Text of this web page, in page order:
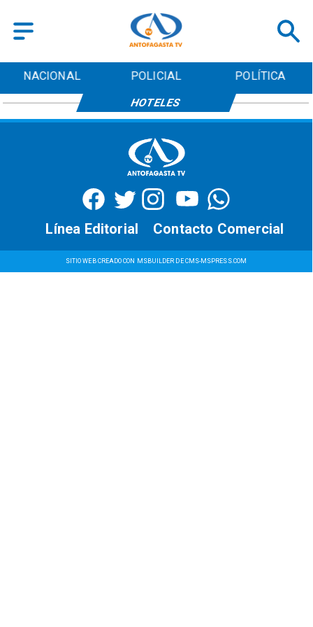
NACIONAL POLICIAL POLÍTICA
HOTELES
SITIO WEB CREADO CON MSBUILDER DE CMS-MSPRESS.COM
Contacto Comercial
Línea Editorial